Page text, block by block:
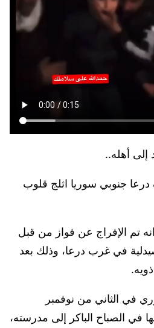
إلى أهله..
جنوبي سوريا اثلج قلوب
تم الإفراج عن فواز من قبل
في غرب درعا، وذلك بعد
في الثاني من نوفمبر
في الصباح الباكر إلى مدرسته،